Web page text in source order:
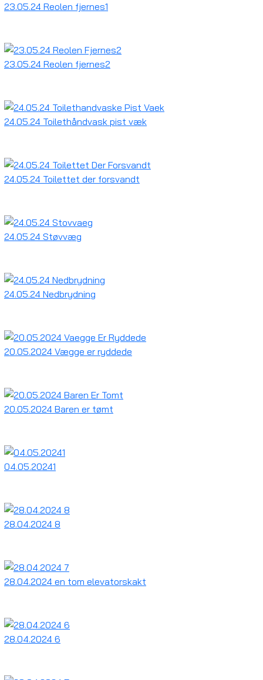
23.05.24 Reolen fjernes1
23.05.24 Reolen fjernes2
24.05.24 Toilethåndvask pist væk
24.05.24 Toilettet der forsvandt
24.05.24 Støvvæg
24.05.24 Nedbrydning
20.05.2024 Vægge er ryddede
20.05.2024 Baren er tømt
04.05.20241
28.04.2024 8
28.04.2024 en tom elevatorskakt
28.04.2024 6